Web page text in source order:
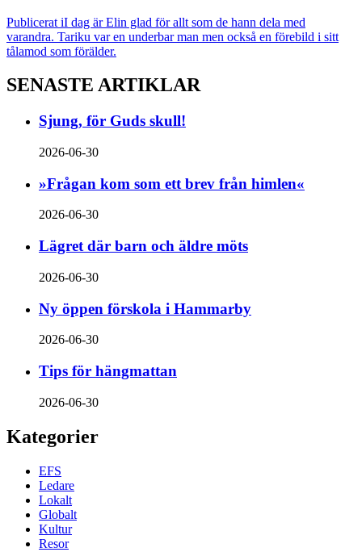
Publicerat iI dag är Elin glad för allt som de hann dela med
varandra. Tariku var en underbar man men också en förebild i sitt
tålamod som förälder.
SENASTE ARTIKLAR
Sjung, för Guds skull!
2026-06-30
»Frågan kom som ett brev från himlen«
2026-06-30
Lägret där barn och äldre möts
2026-06-30
Ny öppen förskola i Hammarby
2026-06-30
Tips för hängmattan
2026-06-30
Kategorier
EFS
Ledare
Lokalt
Globalt
Kultur
Resor